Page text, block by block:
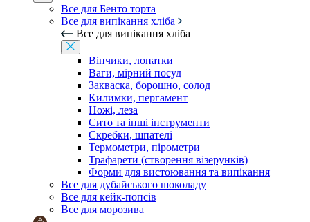
Все для Бенто торта
Все для випікання хліба
Все для випікання хліба
Вінчики, лопатки
Ваги, мірний посуд
Закваска, борошно, солод
Килимки, пергамент
Ножі, леза
Сито та інші інструменти
Скребки, шпателі
Термометри, пірометри
Трафарети (створення візерунків)
Форми для вистоювання та випікання
Все для дубайського шоколаду
Все для кейк-попсів
Все для морозива